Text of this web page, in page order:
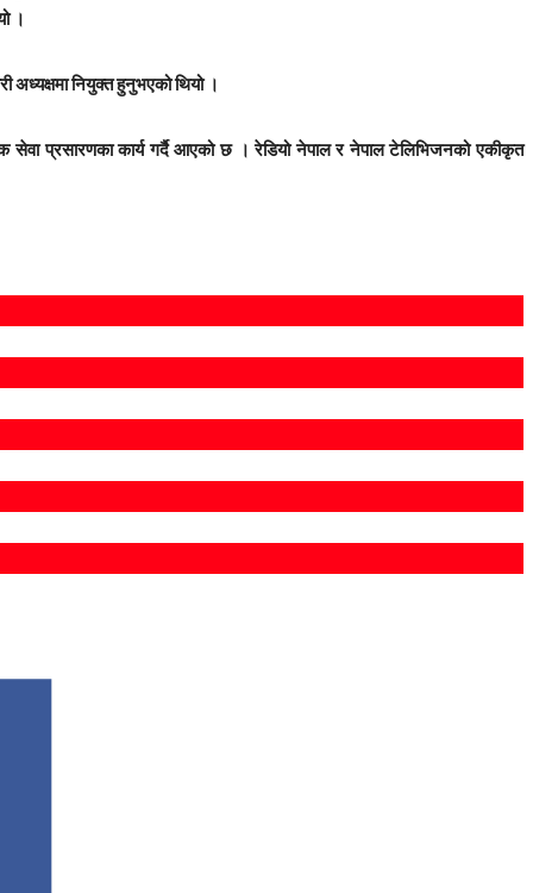
।
अध्यक्षमा नियुक्त हुनुभएको थियो ।
सेवा प्रसारणका कार्य गर्दै आएको छ । रेडियो नेपाल र नेपाल टेलिभिजनको एकीकृत